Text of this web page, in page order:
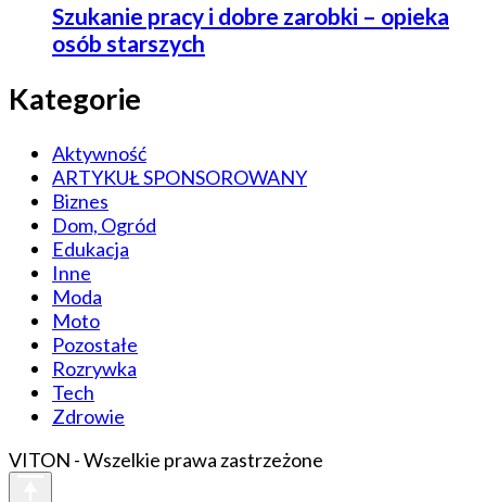
Szukanie pracy i dobre zarobki – opieka
osób starszych
Kategorie
Aktywność
ARTYKUŁ SPONSOROWANY
Biznes
Dom, Ogród
Edukacja
Inne
Moda
Moto
Pozostałe
Rozrywka
Tech
Zdrowie
VITON - Wszelkie prawa zastrzeżone